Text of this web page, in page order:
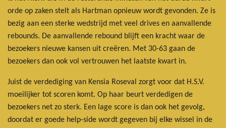
orde op zaken stelt als Hartman opnieuw wordt gevonden. Ze is
bezig aan een sterke wedstrijd met veel drives en aanvallende
rebounds. De aanvallende rebound blijft een kracht waar de
bezoekers nieuwe kansen uit creëren. Met 30-63 gaan de
bezoekers dan ook vol vertrouwen het laatste kwart in.
Juist de verdediging van Kensia Roseval zorgt voor dat H.S.V.
moeilijker tot scoren komt. Op haar beurt verdedigen de
bezoekers net zo sterk. Een lage score is dan ook het gevolg,
doordat er goede help-side wordt gegeven bij elke wissel in de